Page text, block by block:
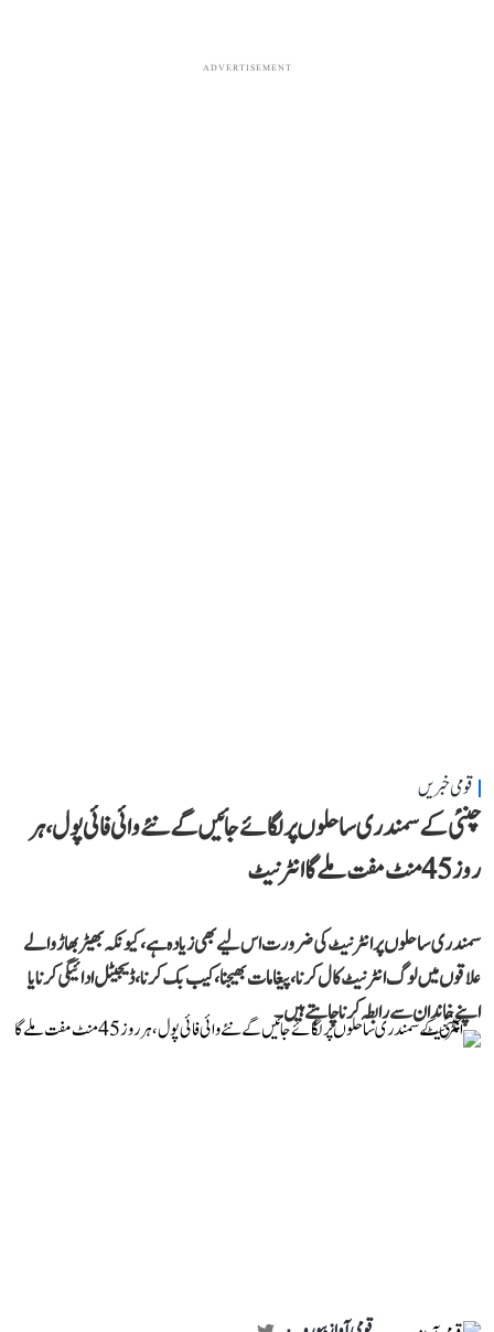
ADVERTISEMENT
قومی خبریں
چنئی کے سمندری ساحلوں پر لگائے جائیں گے نئے وائی فائی پول، ہر
روز 45 منٹ مفت ملے گا انٹرنیٹ
سمندری ساحلوں پر انٹرنیٹ کی ضرورت اس لیے بھی زیادہ ہے، کیونکہ بھیڑ بھاڑ والے
علاقوں میں لوگ انٹرنیٹ کال کرنا، پیغامات بھیجنا، کیب بک کرنا، ڈیجیٹل ادائیگی کرنا یا
اپنے خاندان سے رابطہ کرنا چاہتے ہیں۔